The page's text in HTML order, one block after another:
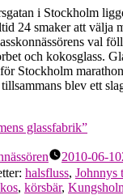
i Stockholm
24 smaker att välja
val
och kokosglass.
Stockholm
blev ett
glassfabrik”
2010-06-10
halsfluss, Johnnys
, körsbär,